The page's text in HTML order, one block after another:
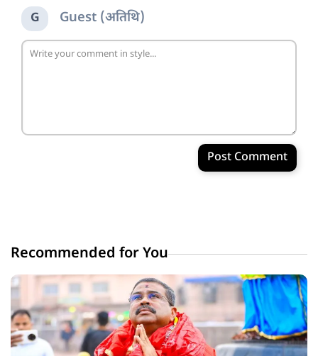
G Guest (अतिथि)
Post Comment
Recommended for You